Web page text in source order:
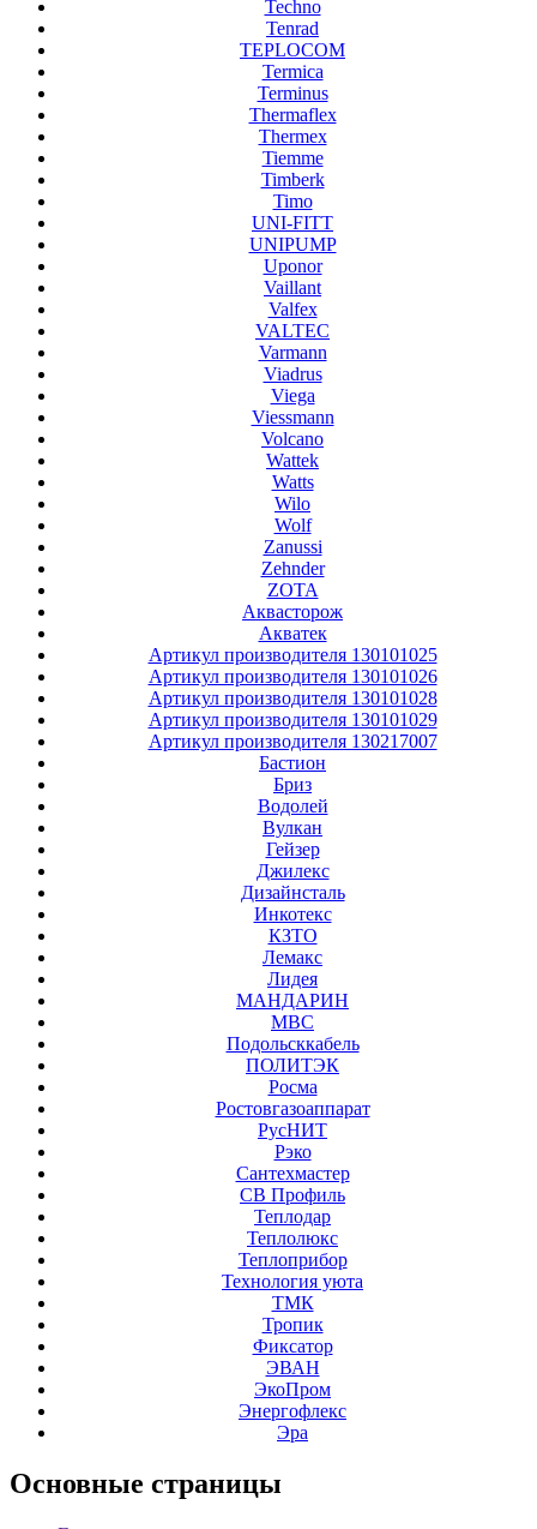
Techno
Tenrad
TEPLOCOM
Termica
Terminus
Thermaflex
Thermex
Tiemme
Timberk
Timo
UNI-FITT
UNIPUMP
Uponor
Vaillant
Valfex
VALTEC
Varmann
Viadrus
Viega
Viessmann
Volcano
Wattek
Watts
Wilo
Wolf
Zanussi
Zehnder
ZOTA
Аквасторож
Акватек
Артикул производителя 130101025
Артикул производителя 130101026
Артикул производителя 130101028
Артикул производителя 130101029
Артикул производителя 130217007
Бастион
Бриз
Водолей
Вулкан
Гейзер
Джилекс
Дизайнсталь
Инкотекс
КЗТО
Лемакс
Лидея
МАНДАРИН
МВС
Подольсккабель
ПОЛИТЭК
Росма
Ростовгазоаппарат
РусНИТ
Рэко
Сантехмастер
СВ Профиль
Теплодар
Теплолюкс
Теплоприбор
Технология уюта
ТМК
Тропик
Фиксатор
ЭВАН
ЭкоПром
Энергофлекс
Эра
Основные страницы